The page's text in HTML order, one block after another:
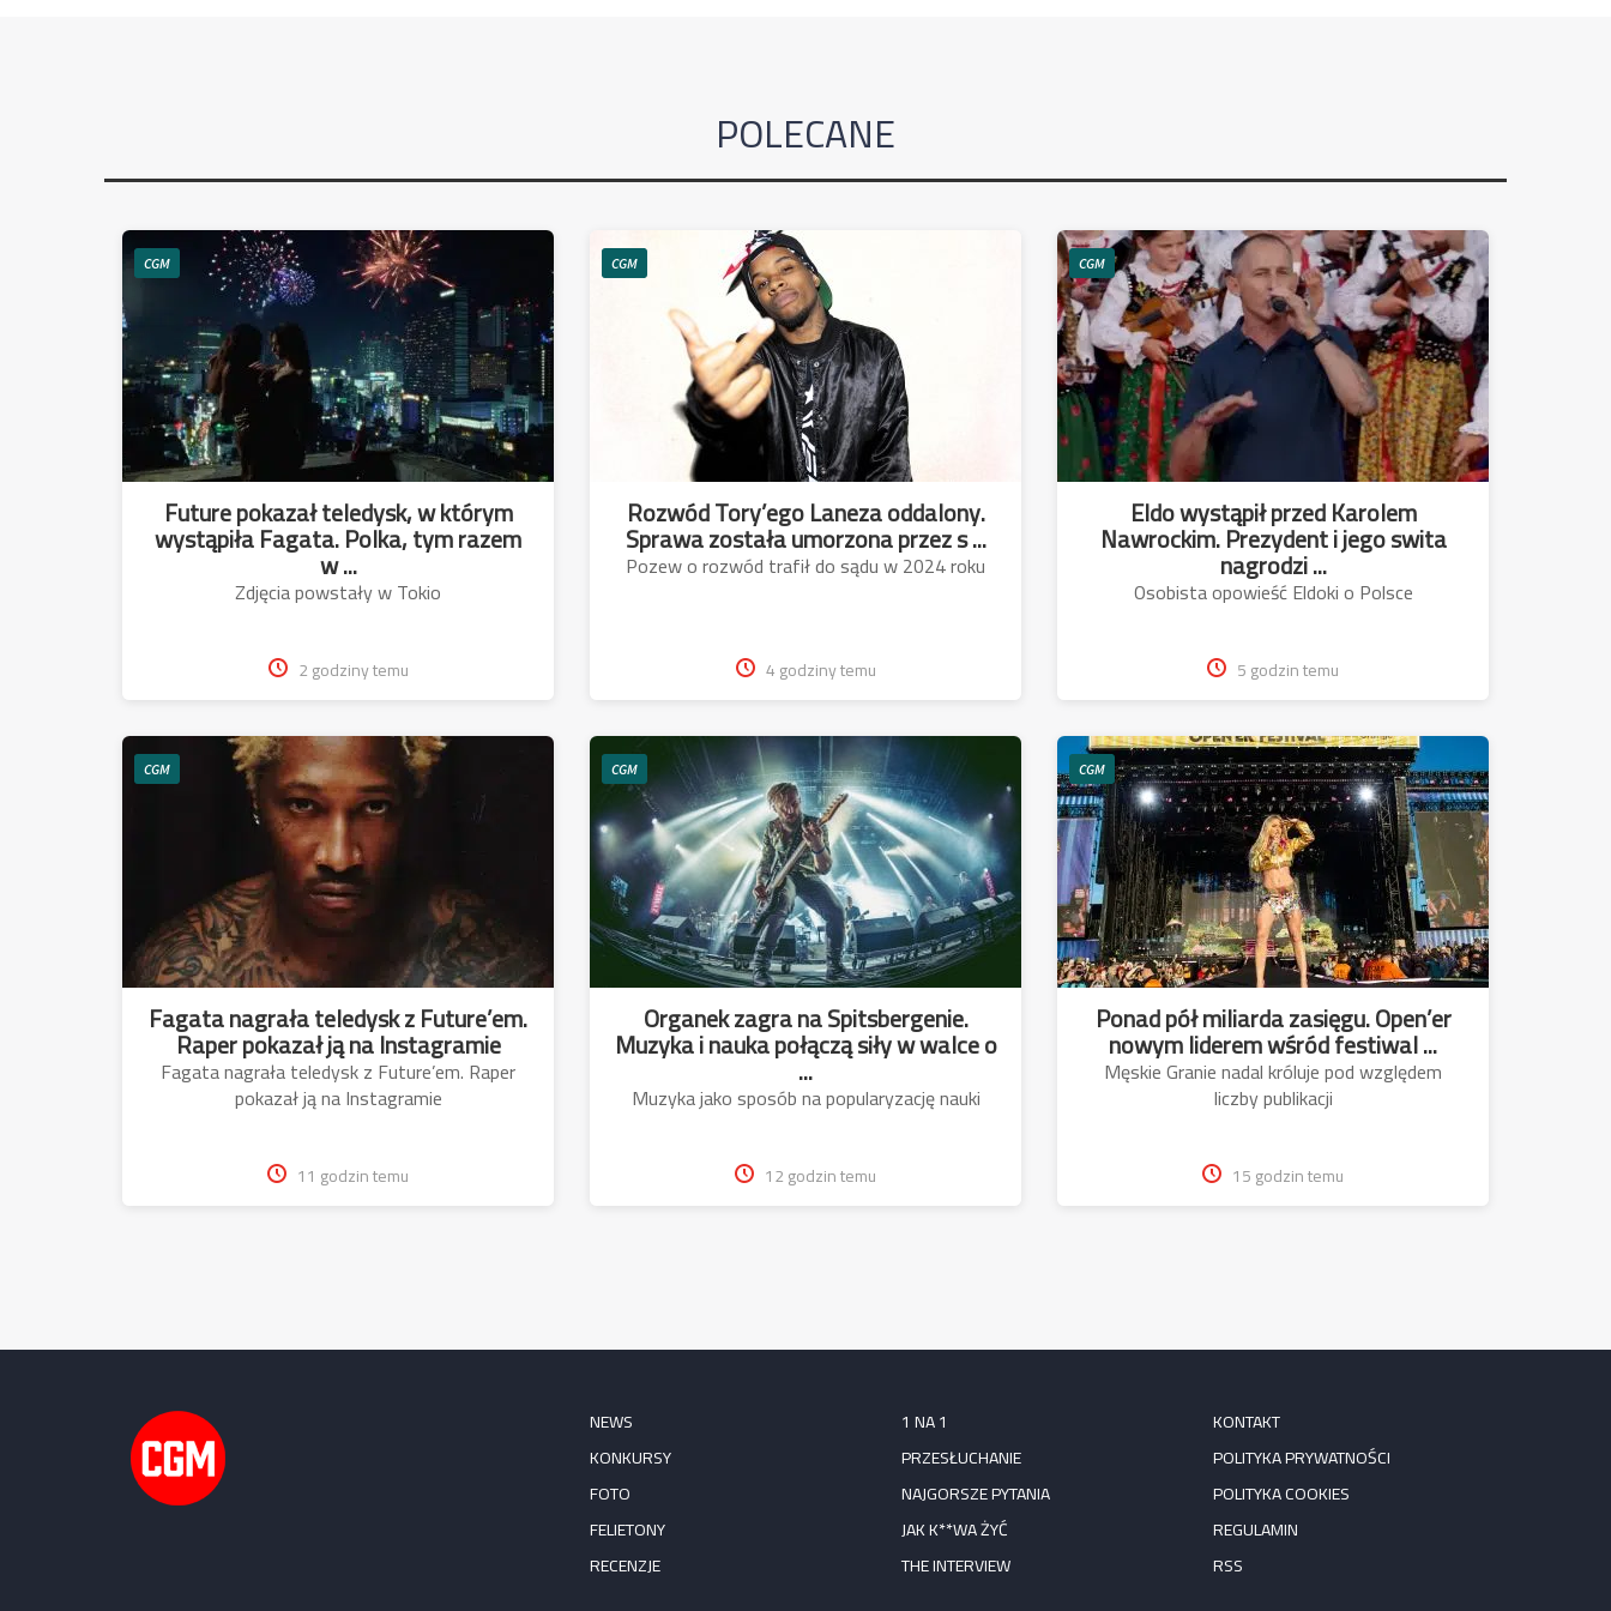
POLECANE
CGM
Future pokazał teledysk, w którym
wystąpiła Fagata. Polka, tym razem
w ...
Zdjęcia powstały w Tokio
2 godziny temu
CGM
Rozwód Tory’ego Laneza oddalony.
Sprawa została umorzona przez s ...
Pozew o rozwód trafił do sądu w 2024 roku
4 godziny temu
CGM
Eldo wystąpił przed Karolem
Nawrockim. Prezydent i jego swita
nagrodzi ...
Osobista opowieść Eldoki o Polsce
5 godzin temu
CGM
Fagata nagrała teledysk z Future’em.
Raper pokazał ją na Instagramie
Fagata nagrała teledysk z Future’em. Raper
pokazał ją na Instagramie
11 godzin temu
CGM
Organek zagra na Spitsbergenie.
Muzyka i nauka połączą siły w walce o
...
Muzyka jako sposób na popularyzację nauki
12 godzin temu
CGM
Ponad pół miliarda zasięgu. Open’er
nowym liderem wśród festiwal ...
Męskie Granie nadal króluje pod względem
liczby publikacji
15 godzin temu
NEWS
KONKURSY
FOTO
FELIETONY
RECENZJE
1 NA 1
PRZESŁUCHANIE
NAJGORSZE PYTANIA
JAK K**WA ŻYĆ
THE INTERVIEW
KONTAKT
POLITYKA PRYWATNOŚCI
POLITYKA COOKIES
REGULAMIN
RSS